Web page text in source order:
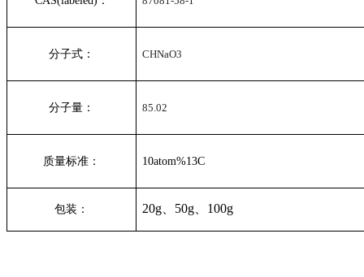
分子式： CHNaO3
分子量： 85.02
质量标准： 10atom%13C
包装： 20g、50g、100g